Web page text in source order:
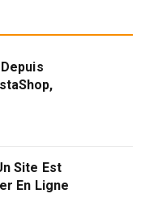
Site Est
En Ligne